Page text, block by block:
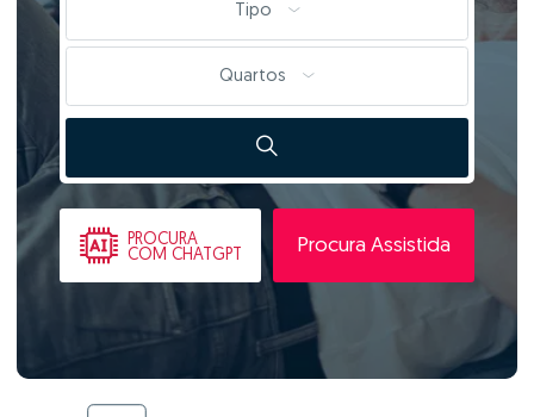
Tipo
Quartos
PROCURA
COM CHATGPT
Procura Assistida